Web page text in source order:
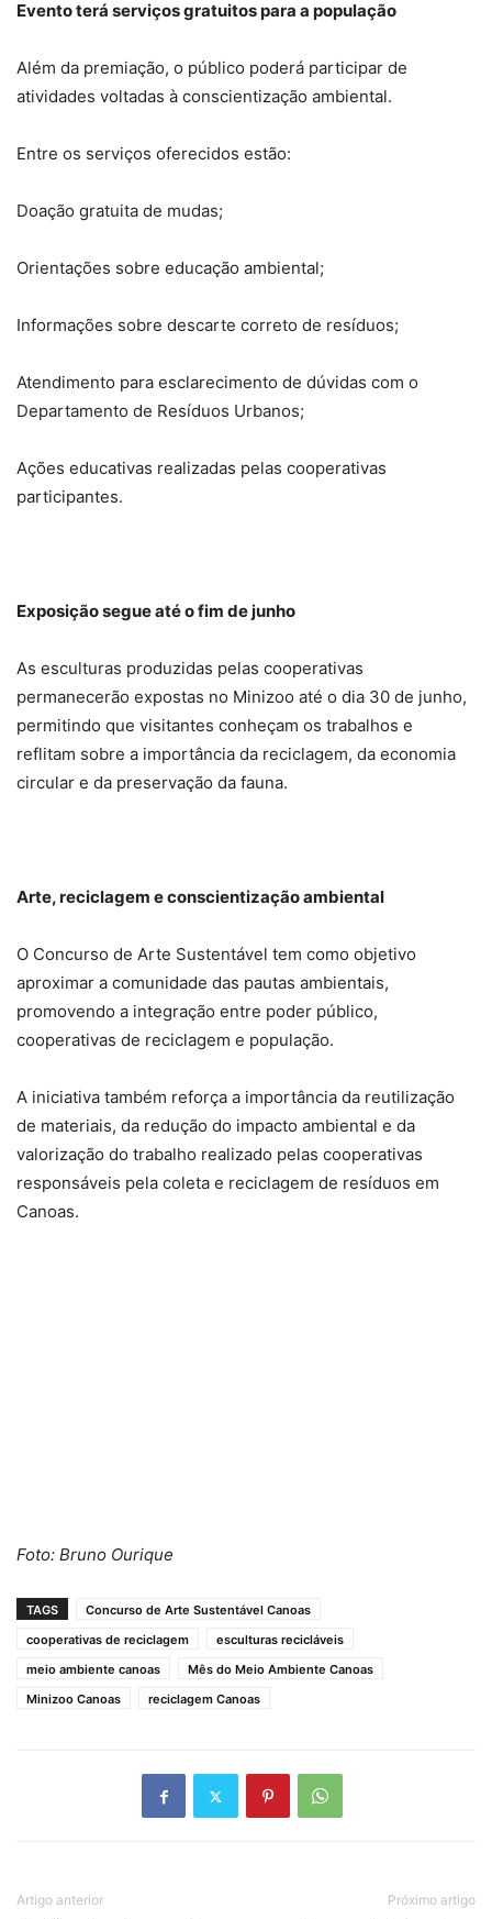
Evento terá serviços gratuitos para a população
Além da premiação, o público poderá participar de
atividades voltadas à conscientização ambiental.
Entre os serviços oferecidos estão:
Doação gratuita de mudas;
Orientações sobre educação ambiental;
Informações sobre descarte correto de resíduos;
Atendimento para esclarecimento de dúvidas com o
Departamento de Resíduos Urbanos;
Ações educativas realizadas pelas cooperativas
participantes.
Exposição segue até o fim de junho
As esculturas produzidas pelas cooperativas
permanecerão expostas no Minizoo até o dia 30 de junho,
permitindo que visitantes conheçam os trabalhos e
reflitam sobre a importância da reciclagem, da economia
circular e da preservação da fauna.
Arte, reciclagem e conscientização ambiental
O Concurso de Arte Sustentável tem como objetivo
aproximar a comunidade das pautas ambientais,
promovendo a integração entre poder público,
cooperativas de reciclagem e população.
A iniciativa também reforça a importância da reutilização
de materiais, da redução do impacto ambiental e da
valorização do trabalho realizado pelas cooperativas
responsáveis pela coleta e reciclagem de resíduos em
Canoas.
Foto: Bruno Ourique
TAGS
Concurso de Arte Sustentável Canoas
cooperativas de reciclagem
esculturas recicláveis
meio ambiente canoas
Mês do Meio Ambiente Canoas
Minizoo Canoas
reciclagem Canoas
Artigo anterior Próximo artigo